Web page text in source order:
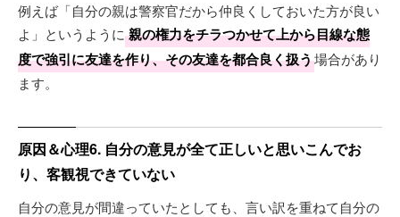
例えば「自分の親は警察官だから仲良くしておいた方が良い
よ」というように 親の権力をチラつかせて上から目線な態
度で強引に友達を作り、その友達を都合良く扱う場合があり
ます。
原因＆心理6. 自分の意見が全て正しいと思いこんでお
り、客観視できていない
自分の意見が間違っていたとしても、言い訳を重ねて自分の